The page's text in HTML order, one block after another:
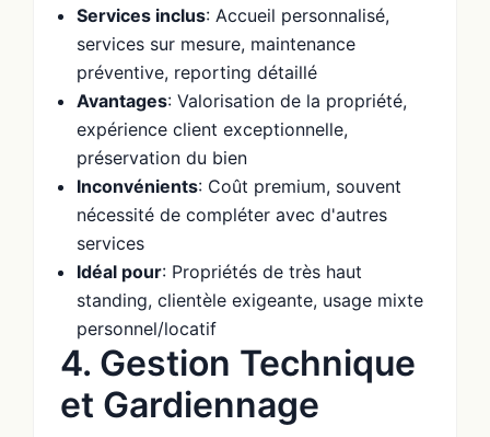
Services inclus: Accueil personnalisé,
services sur mesure, maintenance
préventive, reporting détaillé
Avantages: Valorisation de la propriété,
expérience client exceptionnelle,
préservation du bien
Inconvénients: Coût premium, souvent
nécessité de compléter avec d'autres
services
Idéal pour: Propriétés de très haut
standing, clientèle exigeante, usage mixte
personnel/locatif
4. Gestion Technique
et Gardiennage